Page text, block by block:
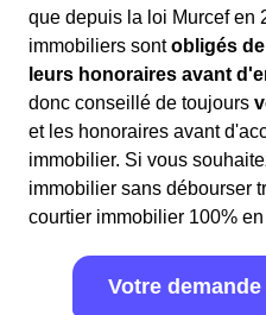
que depuis la loi Murcef en
immobiliers sontobligés
leurs honoraires avant
donc conseillé de toujours
et les honoraires avant
immobilier. Si vous
immobilier sans débourser
courtier immobilier 100%
Votre